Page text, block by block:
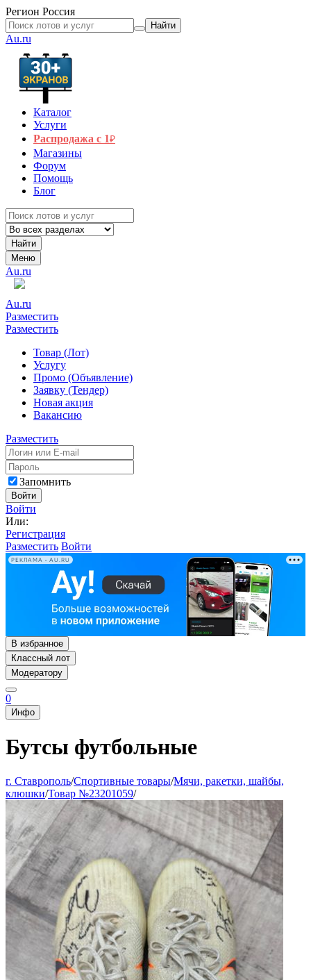
Регион Россия
Найти
Au.ru
Каталог
Услуги
Распродажа с 1₽
Магазины
Форум
Помощь
Блог
Найти
Меню
Au.ru
Au.ru
Разместить
Разместить
Товар (Лот)
Услугу
Промо (Объявление)
Заявку (Тендер)
Новая акция
Вакансию
Разместить
Запомнить
Войти
Войти
Или:
Регистрация
Разместить Войти
РЕКЛАМА • AU.RU
В избранное
Классный лот
Модератору
0
Инфо
Бутсы футбольные
г. Ставрополь/Спортивные товары/Мячи, ракетки, шайбы,
клюшки/Товар №23201059/